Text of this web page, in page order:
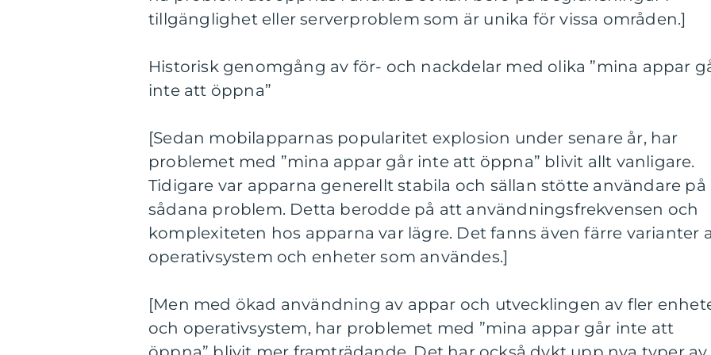
tillgänglighet eller serverproblem som är unika för vissa områden.]
Historisk genomgång av för- och nackdelar med olika ”mina appar
inte att öppna”
[Sedan mobilapparnas popularitet explosion under senare år, har
problemet med ”mina appar går inte att öppna” blivit allt vanligare.
Tidigare var apparna generellt stabila och sällan stötte användare på
sådana problem. Detta berodde på att användningsfrekvensen och
komplexiteten hos apparna var lägre. Det fanns även färre varianter
operativsystem och enheter som användes.]
[Men med ökad användning av appar och utvecklingen av fler
och operativsystem, har problemet med ”mina appar går inte att